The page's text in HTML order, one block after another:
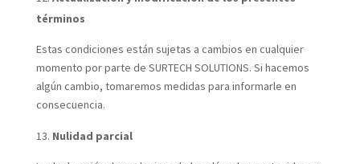
términos
Estas condiciones están sujetas a cambios en cualquier
momento por parte de SURTECH SOLUTIONS. Si hacemos
algún cambio, tomaremos medidas para informarle en
consecuencia.
Nulidad parcial